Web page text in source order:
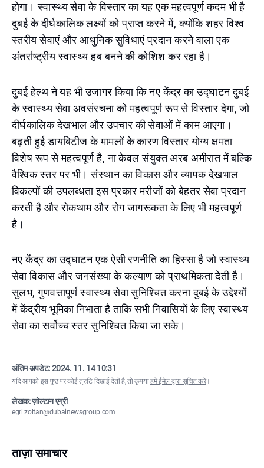
होगा। स्वास्थ्य सेवा के विस्तार का यह एक महत्वपूर्ण कदम भी है
दुबई के दीर्घकालिक लक्ष्यों को प्राप्त करने में, क्योंकि शहर विश्व
स्तरीय सेवाएं और आधुनिक सुविधाएं प्रदान करने वाला एक
अंतर्राष्ट्रीय स्वास्थ्य हब बनने की कोशिश कर रहा है।
दुबई हेल्थ ने यह भी उजागर किया कि नए केंद्र का उद्घाटन दुबई
के स्वास्थ्य सेवा अवसंरचना को महत्वपूर्ण रूप से विस्तार देगा, जो
दीर्घकालिक देखभाल और उपचार की सेवाओं में काम आएगा।
बढ़ती हुई डायबिटीज के मामलों के कारण विस्तार योग्य क्षमता
विशेष रूप से महत्वपूर्ण है, ना केवल संयुक्त अरब अमीरात में बल्कि
वैश्विक स्तर पर भी। संस्थान का विकास और व्यापक देखभाल
विकल्पों की उपलब्धता इस प्रकार मरीजों को बेहतर सेवा प्रदान
करती है और रोकथाम और रोग जागरूकता के लिए भी महत्वपूर्ण
है।
नए केंद्र का उद्घाटन एक ऐसी रणनीति का हिस्सा है जो स्वास्थ्य
सेवा विकास और जनसंख्या के कल्याण को प्राथमिकता देती है।
सुलभ, गुणवत्तापूर्ण स्वास्थ्य सेवा सुनिश्चित करना दुबई के उद्देश्यों
में केंद्रीय भूमिका निभाता है ताकि सभी निवासियों के लिए स्वास्थ्य
सेवा का सर्वोच्च स्तर सुनिश्चित किया जा सके।
अंतिम अपडेट:2024. 11. 14 10:31
यदि आपको इस पृष्ठ पर कोई त्रुटि दिखाई देती है, तो कृपयाहमें ईमेल द्वारा सूचित करें।
लेखक: ज़ोल्टान एग्री
egri.zoltan@dubainewsgroup.com
ताज़ा समाचार